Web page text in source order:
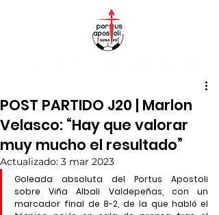
POST PARTIDO J20 | Marlon
Velasco: “Hay que valorar
muy mucho el resultado”
Actualizado: 3 mar 2023
Goleada absoluta del Portus Apostoli
sobre Viña Albali Valdepeñas, con un
marcador final de 8-2, de la que habló el